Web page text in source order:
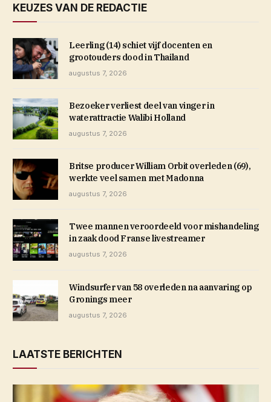
KEUZES VAN DE REDACTIE
Leerling (14) schiet vijf docenten en
grootouders dood in Thailand
augustus 7, 2026
Bezoeker verliest deel van vinger in
waterattractie Walibi Holland
augustus 7, 2026
Britse producer William Orbit overleden (69),
werkte veel samen met Madonna
augustus 7, 2026
Twee mannen veroordeeld voor mishandeling
in zaak dood Franse livestreamer
augustus 7, 2026
Windsurfer van 58 overleden na aanvaring op
Gronings meer
augustus 7, 2026
LAATSTE BERICHTEN